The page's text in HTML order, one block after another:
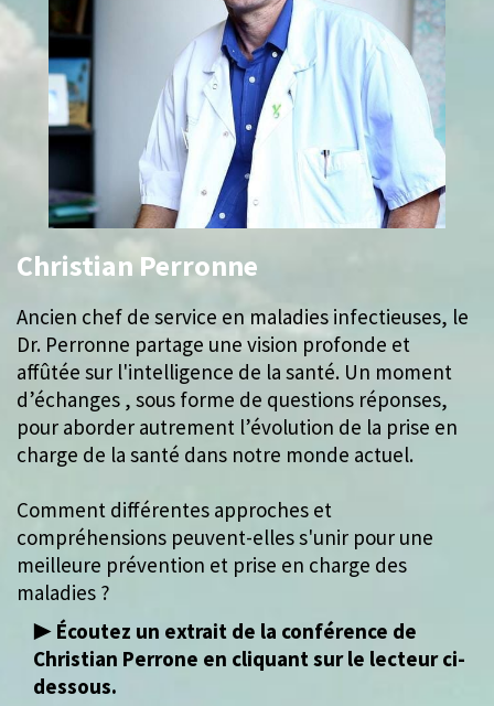
Christian Perronne
Ancien chef de service en maladies infectieuses, le
Dr. Perronne partage une vision profonde et
affûtée sur l'intelligence de la santé. Un moment
d’échanges , sous forme de questions réponses,
pour aborder autrement l’évolution de la prise en
charge de la santé dans notre monde actuel.
Comment différentes approches et
compréhensions peuvent-elles s'unir pour une
meilleure prévention et prise en charge des
maladies ?
▶️ Écoutez un extrait de la conférence de
Christian Perrone en cliquant sur le lecteur ci-
dessous.